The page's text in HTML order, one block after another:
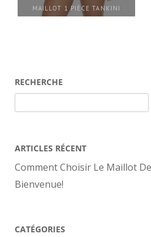
MAILLOT 1 PIÈCE TANKINI
RECHERCHE
ARTICLES RÉCENT
Comment Choisir Le Maillot
Bienvenue!
CATÉGORIES